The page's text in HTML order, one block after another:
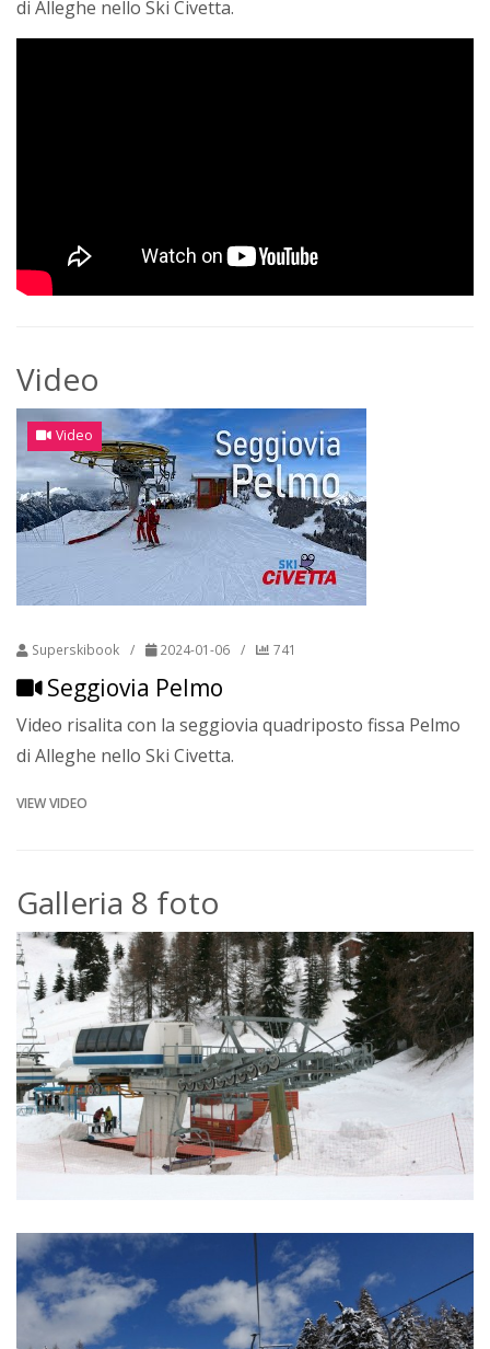
di Alleghe nello Ski Civetta.
Video
Video
Superskibook / 2024-01-06 / 741
Seggiovia Pelmo
Video risalita con la seggiovia quadriposto fissa Pelmo
di Alleghe nello Ski Civetta.
VIEW VIDEO
Galleria 8 foto